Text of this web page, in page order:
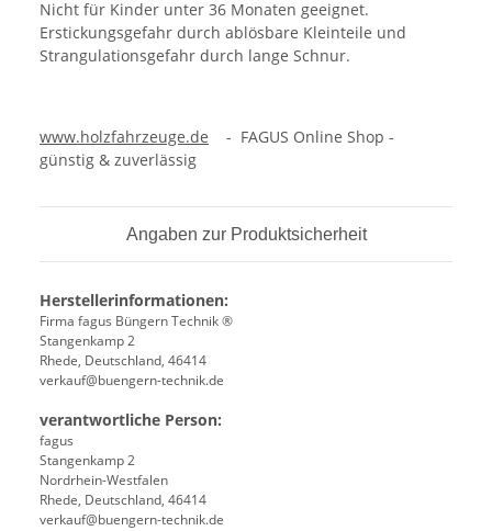
Nicht für Kinder unter 36 Monaten geeignet.
Erstickungsgefahr durch ablösbare Kleinteile und
Strangulationsgefahr durch lange Schnur.
www.holzfahrzeuge.de - FAGUS Online Shop -
günstig & zuverlässig
Angaben zur Produktsicherheit
Herstellerinformationen:
Firma fagus Büngern Technik ®
Stangenkamp 2
Rhede, Deutschland, 46414
verkauf@buengern-technik.de
verantwortliche Person:
fagus
Stangenkamp 2
Nordrhein-Westfalen
Rhede, Deutschland, 46414
verkauf@buengern-technik.de